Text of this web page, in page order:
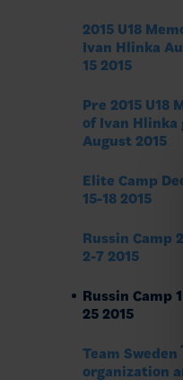
2015 U18
Ivan Hlinka
15 2015
Pre 2015 U18
of Ivan Hlinka
August 2015
Elite Camp
15-18 2015
Russin Camp
2-7 2015
Russin Camp
25 2015
Team
organization